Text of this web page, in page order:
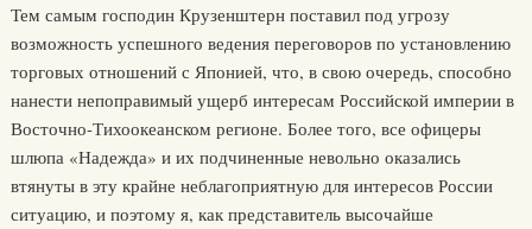
Тем самым господин Крузенштерн поставил под угрозу
возможность успешного ведения переговоров по установлению
торговых отношений с Японией, что, в свою очередь, способно
нанести непоправимый ущерб интересам Российской империи в
Восточно-Тихоокеанском регионе. Более того, все офицеры
шлюпа «Надежда» и их подчиненные невольно оказались
втянуты в эту крайне неблагоприятную для интересов России
ситуацию, и поэтому я, как представитель высочайше